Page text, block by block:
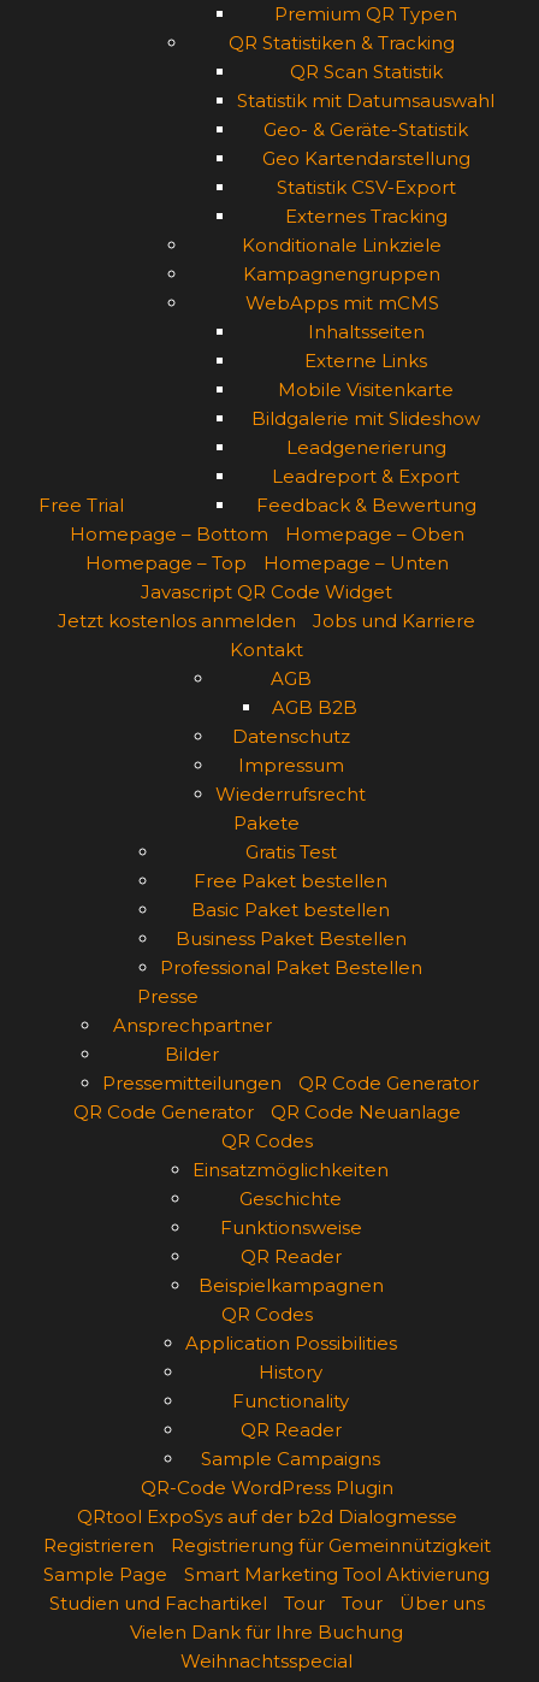
Free Trial
Premium QR Typen
QR Statistiken & Tracking
QR Scan Statistik
Statistik mit Datumsauswahl
Geo- & Geräte-Statistik
Geo Kartendarstellung
Statistik CSV-Export
Externes Tracking
Konditionale Linkziele
Kampagnengruppen
WebApps mit mCMS
Inhaltsseiten
Externe Links
Mobile Visitenkarte
Bildgalerie mit Slideshow
Leadgenerierung
Leadreport & Export
Feedback & Bewertung
Homepage – Bottom
Homepage – Oben
Homepage – Top
Homepage – Unten
Javascript QR Code Widget
Jetzt kostenlos anmelden
Jobs und Karriere
Kontakt
AGB
AGB B2B
Datenschutz
Impressum
Wiederrufsrecht
Pakete
Gratis Test
Free Paket bestellen
Basic Paket bestellen
Business Paket Bestellen
Professional Paket Bestellen
Presse
Ansprechpartner
Bilder
Pressemitteilungen
QR Code Generator
QR Code Generator
QR Code Neuanlage
QR Codes
Einsatzmöglichkeiten
Geschichte
Funktionsweise
QR Reader
Beispielkampagnen
QR Codes
Application Possibilities
History
Functionality
QR Reader
Sample Campaigns
QR-Code WordPress Plugin
QRtool ExpoSys auf der b2d Dialogmesse
Registrieren
Registrierung für Gemeinnützigkeit
Sample Page
Smart Marketing Tool Aktivierung
Studien und Fachartikel
Tour Tour
Über uns
Vielen Dank für Ihre Buchung
Weihnachtsspecial